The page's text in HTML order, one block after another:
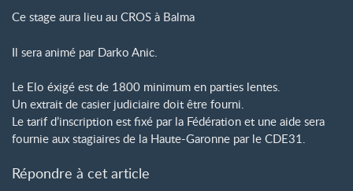
Ce stage aura lieu au CROS à Balma
Il sera animé par Darko Anic.
Le Elo éxigé est de 1800 minimum en parties lentes.
Un extrait de casier judiciaire doit être fourni.
Le tarif d’inscription est fixé par la Fédération et une aide sera
fournie aux stagiaires de la Haute-Garonne par le CDE31.
Répondre à cet article